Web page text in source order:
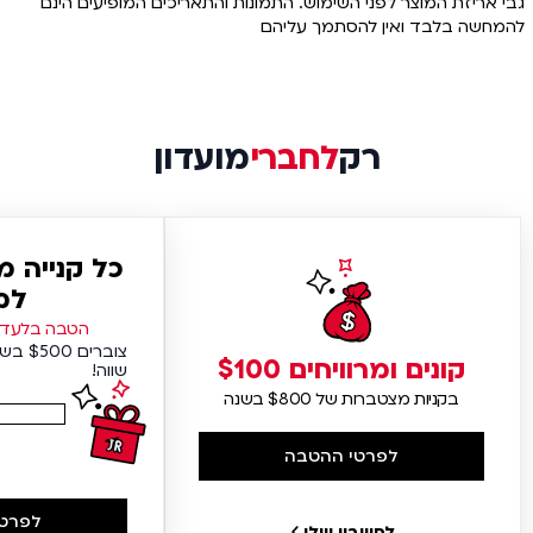
להמחשה בלבד ואין להסתמך עליהם
רקלחברימועדון
קונים ומרוויחים $100
בקניות מצטברות של $800 בשנה
לפרטי ההטבה
כל
הטבה
שווה!